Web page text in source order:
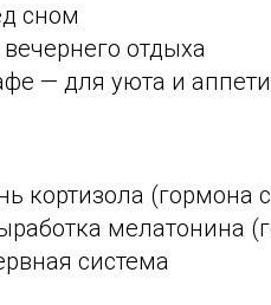
сном
отдыха
— для уюта и
кортизола (гормона
мелатонина
система